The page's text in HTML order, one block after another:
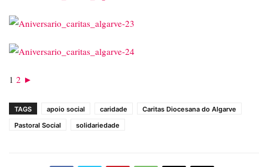
1 2 ►
TAGS apoio social caridade
Caritas Diocesana do Algarve
Pastoral Social
solidariedade